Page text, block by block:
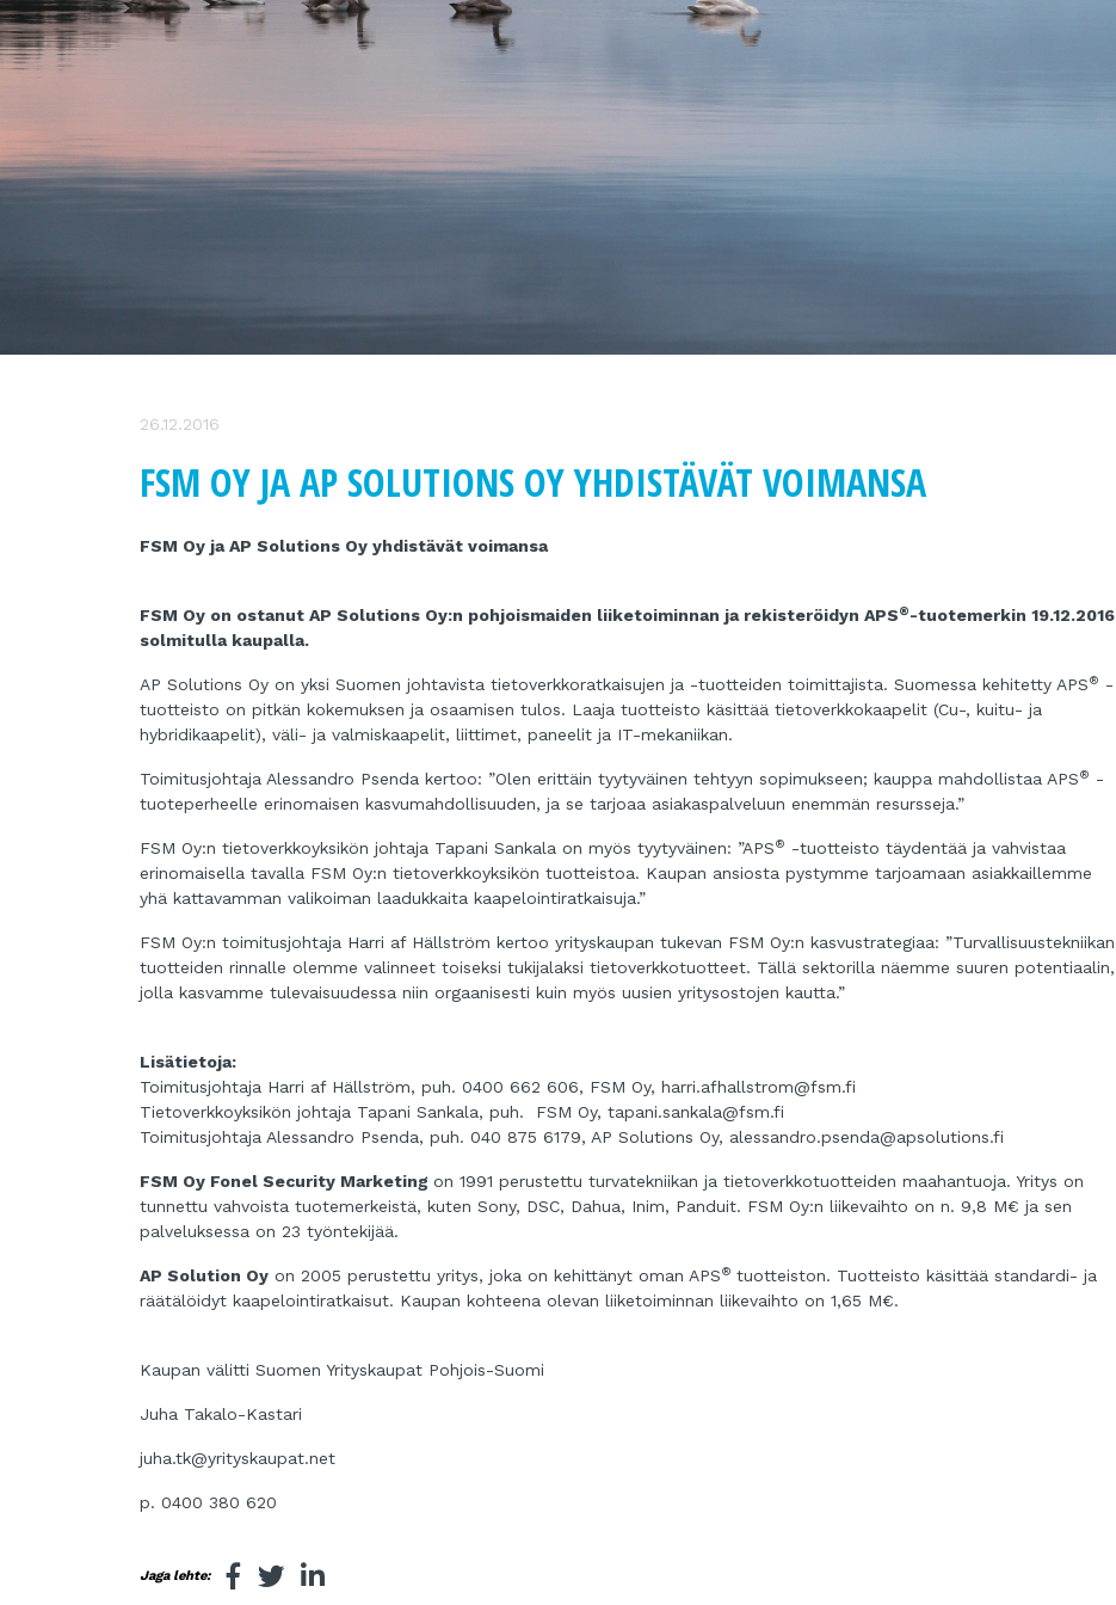
26.12.2016
FSM OY JA AP SOLUTIONS OY YHDISTÄVÄT VOIMANSA
FSM Oy ja AP Solutions Oy yhdistävät voimansa
FSM Oy on ostanut AP Solutions Oy:n pohjoismaiden liiketoiminnan ja rekisteröidyn APS®-tuotemerkin 19.12.2016
solmitulla kaupalla.
AP Solutions Oy on yksi Suomen johtavista tietoverkkoratkaisujen ja -tuotteiden toimittajista. Suomessa kehitetty APS® -
tuotteisto on pitkän kokemuksen ja osaamisen tulos. Laaja tuotteisto käsittää tietoverkkokaapelit (Cu-, kuitu- ja
hybridikaapelit), väli- ja valmiskaapelit, liittimet, paneelit ja IT-mekaniikan.
Toimitusjohtaja Alessandro Psenda kertoo: ”Olen erittäin tyytyväinen tehtyyn sopimukseen; kauppa mahdollistaa APS® -
tuoteperheelle erinomaisen kasvumahdollisuuden, ja se tarjoaa asiakaspalveluun enemmän resursseja.”
FSM Oy:n tietoverkkoyksikön johtaja Tapani Sankala on myös tyytyväinen: ”APS® -tuotteisto täydentää ja vahvistaa
erinomaisella tavalla FSM Oy:n tietoverkkoyksikön tuotteistoa. Kaupan ansiosta pystymme tarjoamaan asiakkaillemme
yhä kattavamman valikoiman laadukkaita kaapelointiratkaisuja.”
FSM Oy:n toimitusjohtaja Harri af Hällström kertoo yrityskaupan tukevan FSM Oy:n kasvustrategiaa: ”Turvallisuustekniikan
tuotteiden rinnalle olemme valinneet toiseksi tukijalaksi tietoverkkotuotteet. Tällä sektorilla näemme suuren potentiaalin,
jolla kasvamme tulevaisuudessa niin orgaanisesti kuin myös uusien yritysostojen kautta.”
Lisätietoja:
Toimitusjohtaja Harri af Hällström, puh. 0400 662 606, FSM Oy, harri.afhallstrom@fsm.fi
Tietoverkkoyksikön johtaja Tapani Sankala, puh. FSM Oy, tapani.sankala@fsm.fi
Toimitusjohtaja Alessandro Psenda, puh. 040 875 6179, AP Solutions Oy, alessandro.psenda@apsolutions.fi
FSM Oy Fonel Security Marketing on 1991 perustettu turvatekniikan ja tietoverkkotuotteiden maahantuoja. Yritys on
tunnettu vahvoista tuotemerkeistä, kuten Sony, DSC, Dahua, Inim, Panduit. FSM Oy:n liikevaihto on n. 9,8 M€ ja sen
palveluksessa on 23 työntekijää.
AP Solution Oy on 2005 perustettu yritys, joka on kehittänyt oman APS® tuotteiston. Tuotteisto käsittää standardi- ja
räätälöidyt kaapelointiratkaisut. Kaupan kohteena olevan liiketoiminnan liikevaihto on 1,65 M€.
Kaupan välitti Suomen Yrityskaupat Pohjois-Suomi
Juha Takalo-Kastari
juha.tk@yrityskaupat.net
p. 0400 380 620
Jaga lehte: